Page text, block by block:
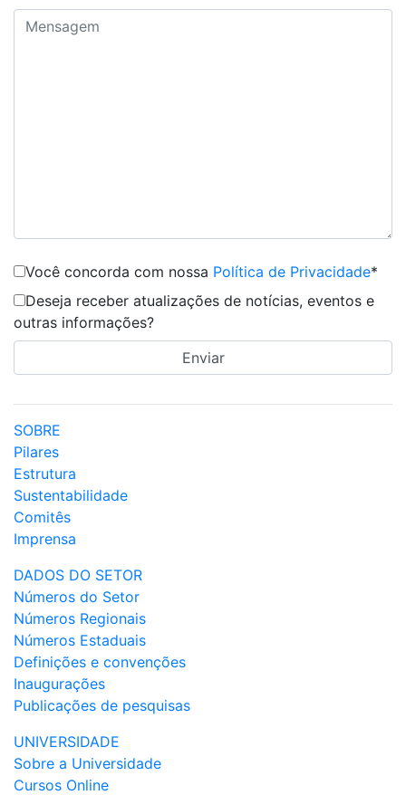
Você concorda com nossa Política de Privacidade*
Deseja receber atualizações de notícias, eventos e
outras informações?
SOBRE
Pilares
Estrutura
Sustentabilidade
Comitês
Imprensa
DADOS DO SETOR
Números do Setor
Números Regionais
Números Estaduais
Definições e convenções
Inaugurações
Publicações de pesquisas
UNIVERSIDADE
Sobre a Universidade
Cursos Online